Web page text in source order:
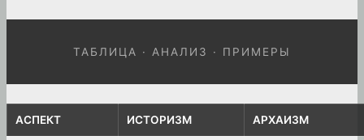
ТАБЛИЦА · АНАЛИЗ · ПРИМЕРЫ
АСПЕКТ ИСТОРИЗМ АРХАИЗМ